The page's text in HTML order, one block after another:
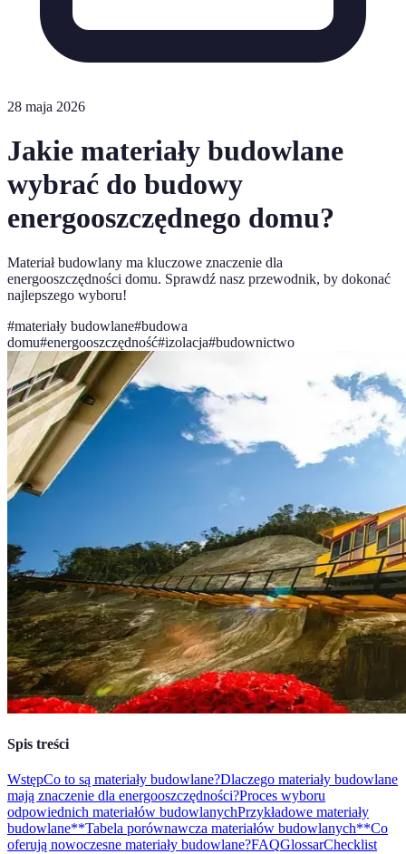
28 maja 2026
Jakie materiały budowlane
wybrać do budowy
energooszczędnego domu?
Materiał budowlany ma kluczowe znaczenie dla
energooszczędności domu. Sprawdź nasz przewodnik, by dokonać
najlepszego wyboru!
#materiały budowlane#budowa
domu#energooszczędność#izolacja#budownictwo
Spis treści
WstępCo to są materiały budowlane?Dlaczego materiały budowlane
mają znaczenie dla energooszczędności?Proces wyboru
odpowiednich materiałów budowlanychPrzykładowe materiały
budowlane**Tabela porównawcza materiałów budowlanych**Co
oferują nowoczesne materiały budowlane?FAQGlossarChecklist